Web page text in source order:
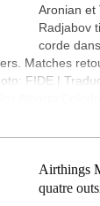
Aronian et
Radjabov
corde
Matches
FIDE |
Airthings
quatre